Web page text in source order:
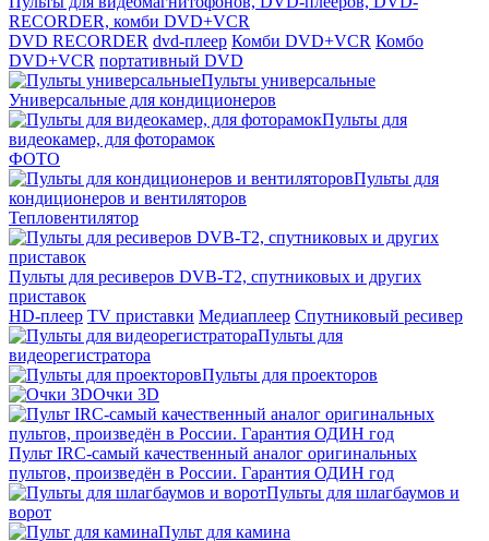
RECORDER, комби DVD+VCR
DVD RECORDER dvd-плеер Комби DVD+VCR Комбо
DVD+VCR портативный DVD
Пульты универсальные
Универсальные для кондиционеров
Пульты для
видеокамер, для фоторамок
ФОТО
Пульты для
кондиционеров и вентиляторов
Тепловентилятор
Пульты для ресиверов DVB-T2, спутниковых и других
приставок
HD-плеер TV приставки Медиаплеер Спутниковый ресивер
Пульты для
видеорегистратора
Пульты для проекторов
Очки 3D
Пульт IRC-самый качественный аналог оригинальных
пультов, произведён в России. Гарантия ОДИН год
Пульты для шлагбаумов и
ворот
Пульт для камина